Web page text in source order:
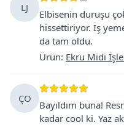
LJ
Elbisenin duruşu
hissettiriyor. İş
da tam oldu.
Ürün: Ekru Midi
ÇO
Bayıldım buna!
kadar cool ki. Yaz